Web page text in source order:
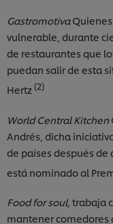
Gastromotiva
vulnerable, durante
de restaurantes que
puedan salir de esta
Hertz (2)
World Central Kitchen
Andrés, dicha
de países después de
está nominado al
Food for soul, trabaja
mantener comedores